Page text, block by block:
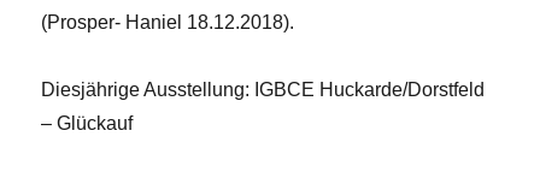
(Prosper- Haniel 18.12.2018).
Diesjährige Ausstellung: IGBCE Huckarde/Dorstfeld
– Glückauf